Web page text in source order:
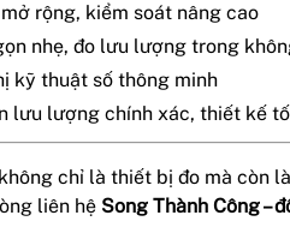
rộng, kiểm soát nâng cao
nhẹ, đo lưu lượng trong
kỹ thuật số thông minh
lưu lượng chính xác, thiết kế
chỉ là thiết bị đo mà còn
liên hệ Song Thành Công –